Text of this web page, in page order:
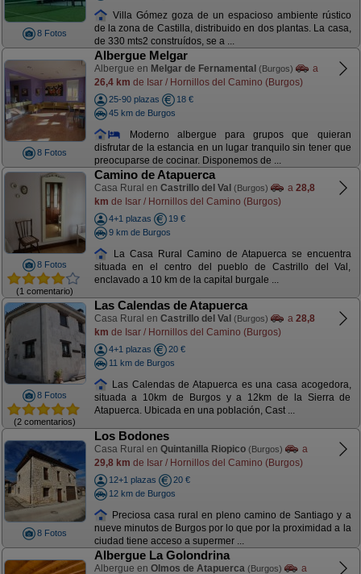
8 Fotos
Villa Gómez goza de un espacioso ambiente rústico
de la zona de Castilla, distribuido en dos plantas. La casa,
de 330 mts2 construídos, se a ...
8 Fotos
Albergue Melgar
Albergue en Melgar de Fernamental (Burgos)
a
26,4 km de Isar / Hornillos del Camino (Burgos)
25-90 plazas
18 €
45 km de Burgos
Moderno albergue para grupos que quieran
disfrutar de la estancia en un lugar tranquilo sin tener que
preocuparse de cocinar. Disponemos de ...
8 Fotos
(1 comentario)
Camino de Atapuerca
Casa Rural en Castrillo del Val (Burgos) a 28,8
km de Isar / Hornillos del Camino (Burgos)
4+1 plazas
19 €
9 km de Burgos
La Casa Rural Camino de Atapuerca se encuentra
situada en el centro del pueblo de Castrillo del Val,
enclavado a 10 km de la capital burgale ...
8 Fotos
(2 comentarios)
Las Calendas de Atapuerca
Casa Rural en Castrillo del Val (Burgos) a 28,8
km de Isar / Hornillos del Camino (Burgos)
4+1 plazas
20 €
11 km de Burgos
Las Calendas de Atapuerca es una casa acogedora,
situada a 10km de Burgos y a 12km de la Sierra de
Atapuerca. Ubicada en una población, Cast ...
8 Fotos
Los Bodones
Casa Rural en Quintanilla Riopico (Burgos)
a
29,8 km de Isar / Hornillos del Camino (Burgos)
12+1 plazas
20 €
12 km de Burgos
Preciosa casa rural en pleno camino de Santiago y a
nueve minutos de Burgos por lo que por la proximidad a la
ciudad tiene acceso a supermer ...
Albergue La Golondrina
Albergue en Olmos de Atapuerca (Burgos) a